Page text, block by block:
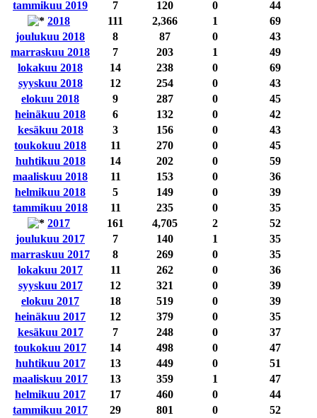
tammikuu 2019
7 120 0
44
2018
111 2,366 1
69
joulukuu 2018
8 87 0
43
marraskuu 2018
7 203 1
49
lokakuu 2018
14 238 0
69
syyskuu 2018
12 254 0
43
elokuu 2018
9 287 0
45
heinäkuu 2018
6 132 0
42
kesäkuu 2018
3 156 0
43
toukokuu 2018
11 270 0
45
huhtikuu 2018
14 202 0
59
maaliskuu 2018
11 153 0
36
helmikuu 2018
5 149 0
39
tammikuu 2018
11 235 0
35
2017
161 4,705 2
52
joulukuu 2017
7 140 1
35
marraskuu 2017
8 269 0
35
lokakuu 2017
11 262 0
36
syyskuu 2017
12 321 0
39
elokuu 2017
18 519 0
39
heinäkuu 2017
12 379 0
35
kesäkuu 2017
7 248 0
37
toukokuu 2017
14 498 0
47
huhtikuu 2017
13 449 0
51
maaliskuu 2017
13 359 1
47
helmikuu 2017
17 460 0
44
tammikuu 2017
29 801 0
52